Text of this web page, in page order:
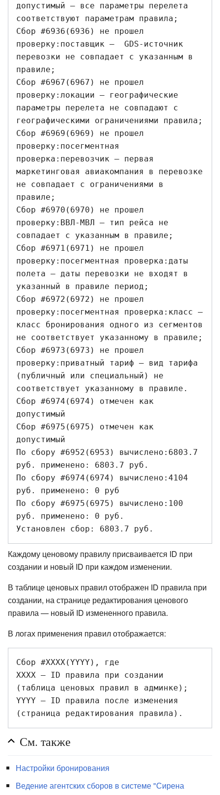
допустимый — все параметры перелета
соответствуют параметрам правила;
Сбор #6936(6936) не прошел
проверку:поставщик —  GDS-источник
перевозки не совпадает с указанным в
правиле;
Сбор #6967(6967) не прошел
проверку:локации — географические
параметры перелета не совпадают с
географическими ограничениями правила;
Сбор #6969(6969) не прошел
проверку:посегментная
проверка:перевозчик — первая
маркетинговая авиакомпания в перевозке
не совпадает с ограничениями в
правиле;
Сбор #6970(6970) не прошел
проверку:ВВЛ-МВЛ — тип рейса не
совпадает с указанным в правиле;
Сбор #6971(6971) не прошел
проверку:посегментная проверка:даты
полета — даты перевозки не входят в
указанный в правиле период;
Сбор #6972(6972) не прошел
проверку:посегментная проверка:класс —
класс бронирования одного из сегментов
не соответствует указанному в правиле;
Сбор #6973(6973) не прошел
проверку:приватный тариф — вид тарифа
(публичный или специальный) не
соответствует указанному в правиле.
Сбор #6974(6974) отмечен как
допустимый
Сбор #6975(6975) отмечен как
допустимый
По сбору #6952(6953) вычислено:6803.7
руб. применено: 6803.7 руб.
По сбору #6974(6974) вычислено:4104
руб. применено: 0 руб
По сбору #6975(6975) вычислено:100
руб. применено: 0 руб.
Каждому ценовому правилу присваивается ID при
создании и новый ID при каждом изменении.
В таблице ценовых правил отображен ID правила при
создании, на странице редактирования ценового
правила — новый ID измененного правила.
В логах применения правил отображается:
Сбор #XXXX(YYYY), где
XXXX — ID правила при создании
(таблица ценовых правил в админке);
YYYY — ID правила после изменения
См. также
Настройки бронирования
Ведение агентских сборов в системе "Сирена